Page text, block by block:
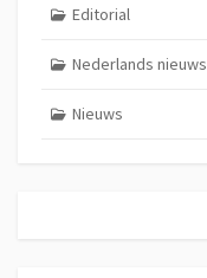
Editorial
Nederlands nieuws
Nieuws